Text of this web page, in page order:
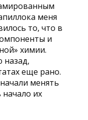
меня
то, что в
и
химии.
назад,
еще рано.
менять
их